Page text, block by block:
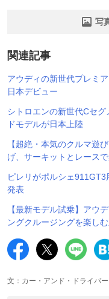
写
関連記事
アウディの新世代プレミ
日本デビュー
シトロエンの新世代Cセ
ドモデルが日本上陸
【超絶・本気のクルマ遊
げ、サーキットとレース
ピレリがポルシェ
発表
【最新モデル試乗】アウ
ングクルージングを楽し
文：カー・アンド・ドライバ